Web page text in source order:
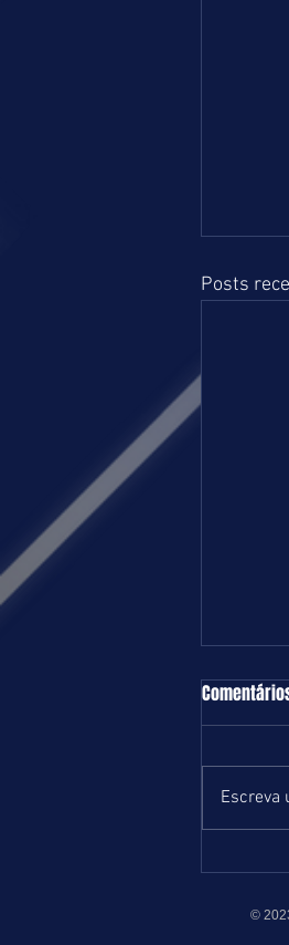
Posts
TURFE
Boa e
no
Escreva
©